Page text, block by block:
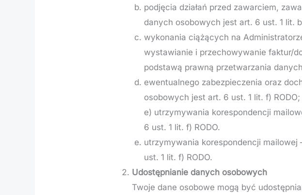
podjęcia działań przed zawarciem,
danych osobowych jest art. 6 ust. 1 lit.
wykonania ciążących na
wystawianie i przechowywanie faktur/
podstawą prawną przetwarzania
ewentualnego zabezpieczenia oraz
osobowych jest art. 6 ust. 1 lit. f) RODO;
e) utrzymywania korespondencji
6 ust. 1 lit. f) RODO.
utrzymywania korespondencji
ust. 1 lit. f) RODO.
Udostępnianie danych osobowych
Twoje dane osobowe mogą być